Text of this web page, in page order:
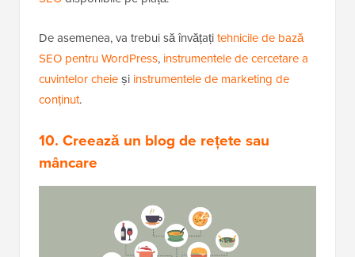
De asemenea, va trebui să învățațitehnicile de bază
SEO pentru WordPress, instrumentele de cercetare a
cuvintelor cheieși instrumentele de marketing de
conținut.
10. Creează un blog de rețete sau
mâncare